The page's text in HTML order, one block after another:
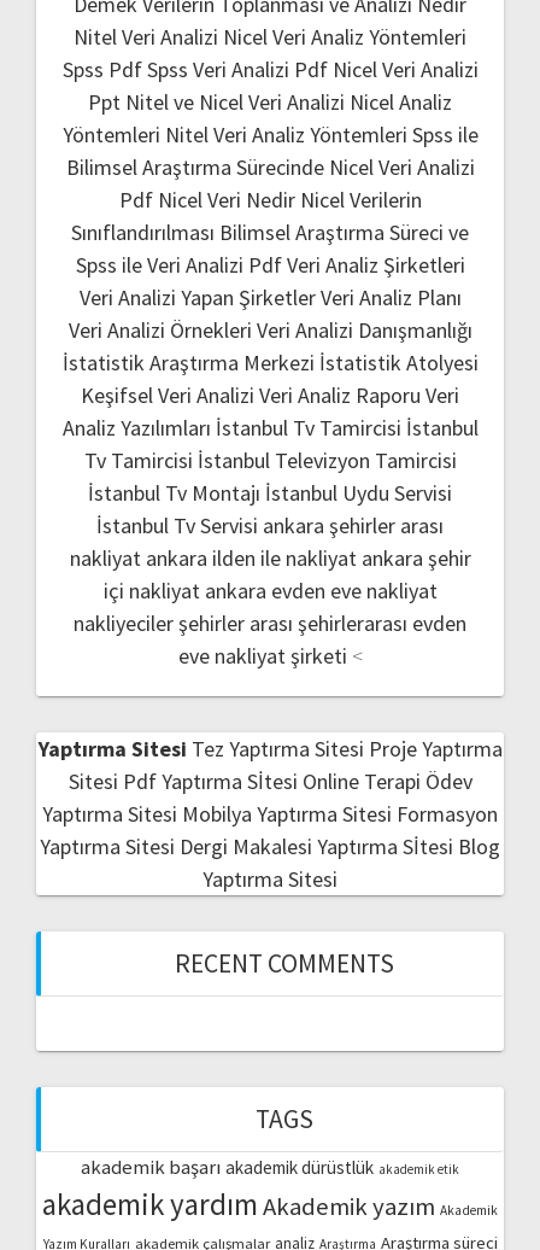
Nitel Veri Analizi Nicel Veri Analiz Yöntemleri
Spss PdfSpss Veri Analizi Pdf Nicel Veri Analizi
Ppt Nitel ve Nicel Veri Analizi Nicel Analiz
Yöntemleri Nitel Veri Analiz Yöntemleri Spss ile
Bilimsel Araştırma Sürecinde Nicel Veri Analizi
Pdf Nicel Veri Nedir Nicel Verilerin
Sınıflandırılması Bilimsel Araştırma Süreci ve
Spss ile Veri Analizi PdfVeri Analiz Şirketleri
Veri Analizi Yapan ŞirketlerVeri Analiz Planı
Veri Analizi Örnekleri Veri Analizi Danışmanlığı
İstatistik Araştırma Merkezi İstatistik Atolyesi
Keşifsel Veri Analizi Veri Analiz Raporu Veri
Analiz Yazılımları İstanbul Tv Tamircisi İstanbul
Tv Tamircisi İstanbul Televizyon Tamircisi
İstanbul Tv Montajı İstanbul Uydu Servisi
İstanbul Tv Servisi ankara şehirler arası
nakliyat ankara ilden ile nakliyat ankara şehir
içi nakliyat ankara evden eve nakliyat
nakliyeciler şehirler arası şehirlerarası evden
eve nakliyat şirketi <
Yaptırma Sitesi Tez Yaptırma Sitesi Proje Yaptırma
Sitesi Pdf Yaptırma Sİtesi Online Terapi Ödev
Yaptırma Sitesi Mobilya Yaptırma Sitesi Formasyon
Yaptırma Sitesi Dergi Makalesi Yaptırma Sİtesi Blog
Yaptırma Sitesi
RECENT COMMENTS
TAGS
akademik başarı akademik dürüstlük akademik etik
akademik yardımAkademik yazım Akademik
Yazım Kuralları akademik çalışmalar analiz Araştırma Araştırma süreci